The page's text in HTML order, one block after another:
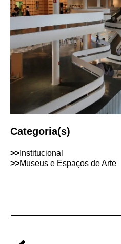
Categoria(s)
>> Institucional
>>Museus e Espaços de Arte